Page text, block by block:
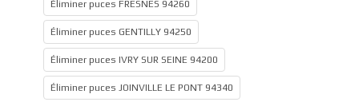
Éliminer puces FRESNES 94260
Éliminer puces GENTILLY 94250
Éliminer puces IVRY SUR SEINE 94200
Éliminer puces JOINVILLE LE PONT 94340